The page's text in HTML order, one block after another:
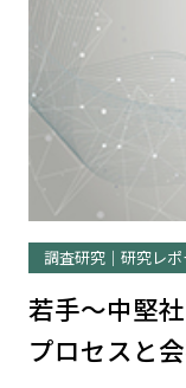
調査研究｜研究レポ
若手～中堅
プロセスと